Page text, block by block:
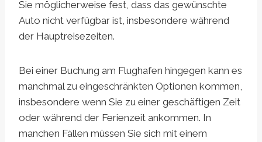
Sie möglicherweise fest, dass das gewünschte
Auto nicht verfügbar ist, insbesondere während
der Hauptreisezeiten.
Bei einer Buchung am Flughafen hingegen kann es
manchmal zu eingeschränkten Optionen kommen,
insbesondere wenn Sie zu einer geschäftigen Zeit
oder während der Ferienzeit ankommen. In
manchen Fällen müssen Sie sich mit einem